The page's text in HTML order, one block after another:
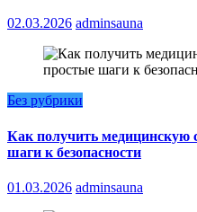
02.03.2026 adminsauna
Без рубрики
Как получить
шаги к безопасности
01.03.2026 adminsauna